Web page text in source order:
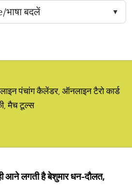
पंचांग कैलेंडर, ऑनलाइन टैरो कार्ड
मैच टूल्स
आने लगती है बेशुमार धन-दौलत,